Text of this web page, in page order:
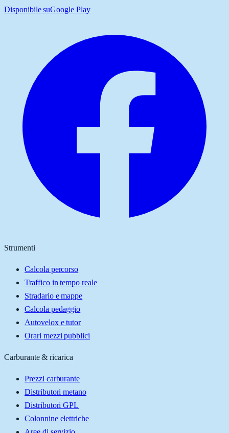
Disponibile suGoogle Play
Strumenti
Calcola percorso
Traffico in tempo reale
Stradario e mappe
Calcola pedaggio
Autovelox e tutor
Orari mezzi pubblici
Carburante & ricarica
Prezzi carburante
Distributori metano
Distributori GPL
Colonnine elettriche